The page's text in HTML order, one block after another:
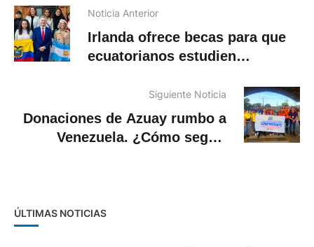
Noticia Anterior
Irlanda ofrece becas para que
ecuatorianos estudien
Siguiente Noticia
Donaciones de Azuay rumbo a
Venezuela. ¿Cómo seguir
ÚLTIMAS NOTICIAS